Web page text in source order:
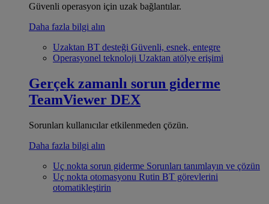
Güvenli operasyon için uzak bağlantılar.
Daha fazla bilgi alın
Uzaktan BT desteği Güvenli, esnek, entegre
Operasyonel teknoloji Uzaktan atölye erişimi
Gerçek zamanlı sorun giderme
TeamViewer DEX
Sorunları kullanıcılar etkilenmeden çözün.
Daha fazla bilgi alın
Uç nokta sorun giderme Sorunları tanımlayın ve çözün
Uç nokta otomasyonu Rutin BT görevlerini
otomatikleştirin